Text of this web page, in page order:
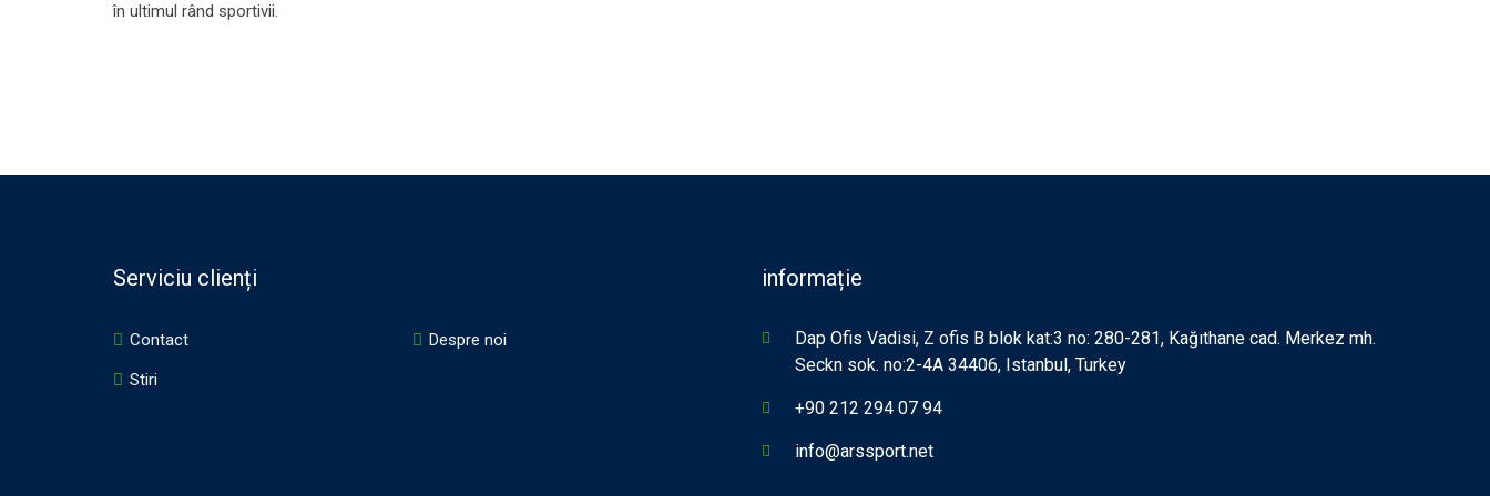
în ultimul rând sportivii.
Serviciu clienți
Contact
Despre noi
Stiri
informație
Dap Ofis Vadisi, Z ofis B blok kat:3 no: 280-281, Kağıthane cad. Merkez mh.
Seckn sok. no:2-4A 34406, Istanbul, Turkey
+90 212 294 07 94
info@arssport.net